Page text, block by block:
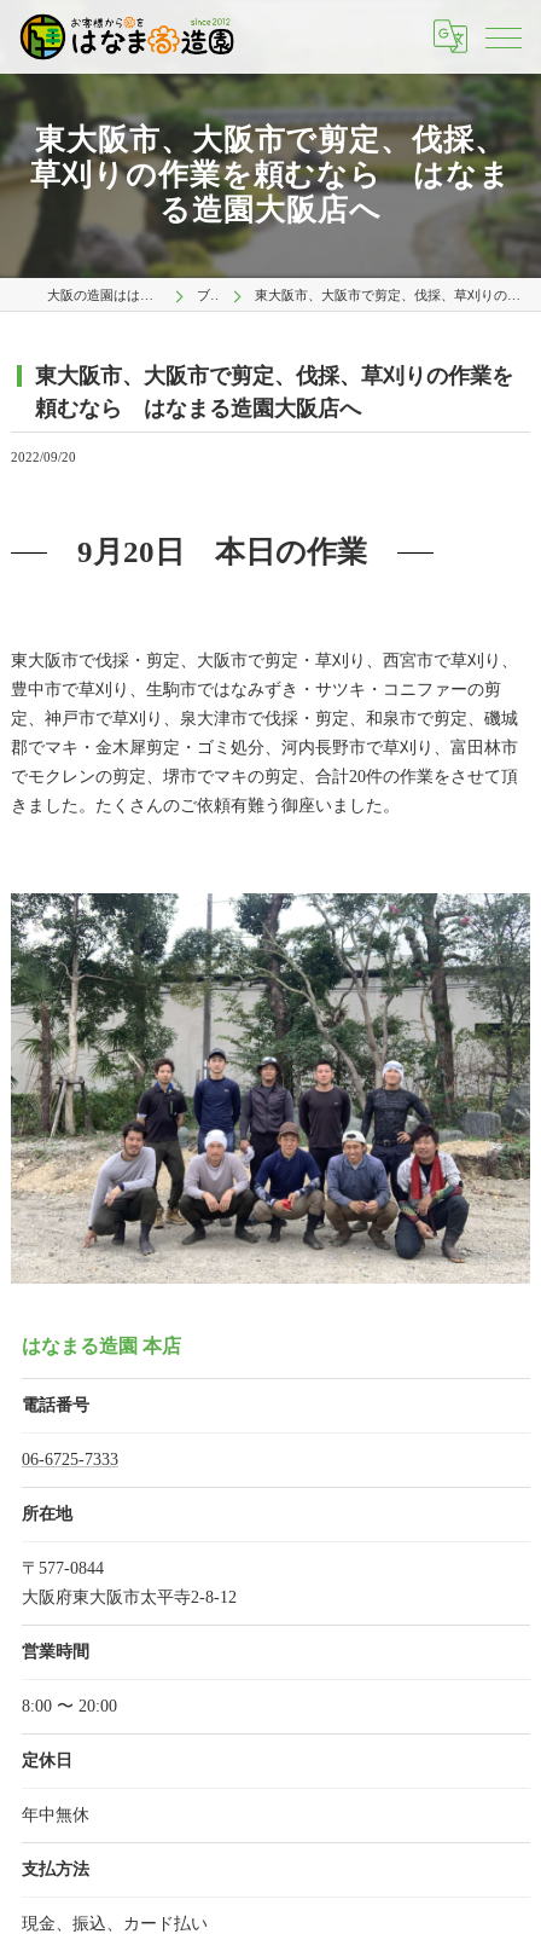
東大阪市、大阪市で剪定、伐採、
草刈りの作業を頼むなら はなま
る造園大阪店へ
ブログ 東大阪市、大阪市で剪定、伐採、草刈りの作業を頼むなら はなまる造園大阪店へ
東大阪市、大阪市で剪定、伐採、草刈りの作業を
頼むなら はなまる造園大阪店へ
2022/09/20
9月20日 本日の作業
東大阪市で伐採・剪定、大阪市で剪定・草刈り、西宮市で草刈り、
豊中市で草刈り、生駒市ではなみずき・サツキ・コニファーの剪
定、神戸市で草刈り、泉大津市で伐採・剪定、和泉市で剪定、磯城
郡でマキ・金木犀剪定・ゴミ処分、河内長野市で草刈り、富田林市
でモクレンの剪定、堺市でマキの剪定、合計20件の作業をさせて頂
きました。たくさんのご依頼有難う御座いました。
はなまる造園 本店
電話番号
06-6725-7333
所在地
〒577-0844
大阪府東大阪市太平寺2-8-12
営業時間
8:00 〜 20:00
定休日
年中無休
支払方法
現金、振込、カード払い